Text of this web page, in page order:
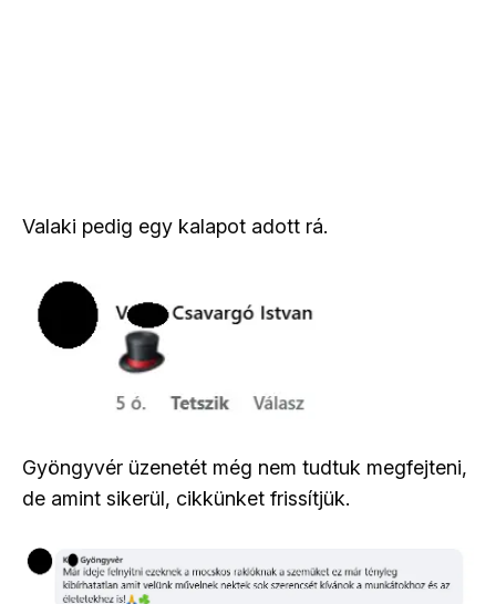
Valaki pedig egy kalapot adott rá.
Gyöngyvér üzenetét még nem tudtuk megfejteni,
de amint sikerül, cikkünket frissítjük.